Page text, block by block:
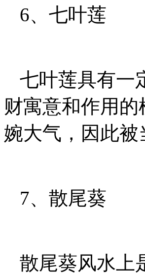
6、七叶莲
七叶莲具有一
财寓意和作用
婉大气，因此
7、散尾葵
散尾葵风水上